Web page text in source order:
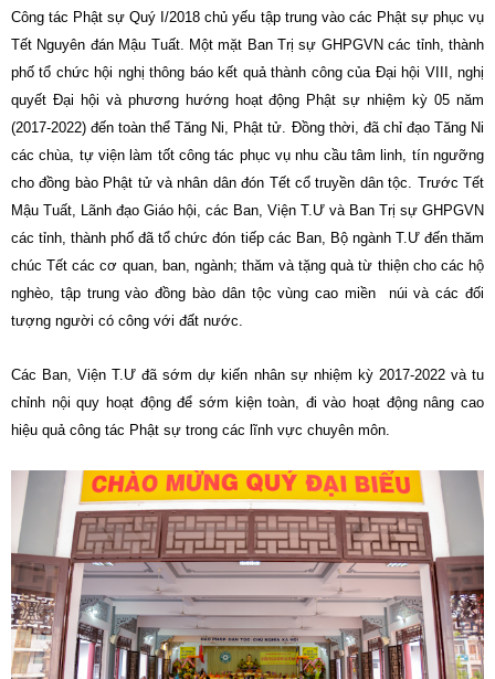
Công tác Phật sự Quý I/2018 chủ yếu tập trung vào các Phật sự phục vụ
Tết Nguyên đán Mậu Tuất. Một mặt Ban Trị sự GHPGVN các tỉnh, thành
phố tổ chức hội nghị thông báo kết quả thành công của Đại hội VIII, nghị
quyết Đại hội và phương hướng hoạt động Phật sự nhiệm kỳ 05 năm
(2017-2022) đến toàn thể Tăng Ni, Phật tử. Đồng thời, đã chỉ đạo Tăng Ni
các chùa, tự viện làm tốt công tác phục vụ nhu cầu tâm linh, tín ngưỡng
cho đồng bào Phật tử và nhân dân đón Tết cổ truyền dân tộc. Trước Tết
Mậu Tuất, Lãnh đạo Giáo hội, các Ban, Viện T.Ư và Ban Trị sự GHPGVN
các tỉnh, thành phố đã tổ chức đón tiếp các Ban, Bộ ngành T.Ư đến thăm
chúc Tết các cơ quan, ban, ngành; thăm và tặng quà từ thiện cho các hộ
nghèo, tập trung vào đồng bào dân tộc vùng cao miền
núi và các đối
tượng người có công với đất nước.
Các Ban, Viện T.Ư đã sớm dự kiến nhân sự nhiệm kỳ 2017-2022 và tu
chỉnh nội quy hoạt động để sớm kiện toàn, đi vào hoạt động nâng cao
hiệu quả công tác Phật sự trong các lĩnh vực chuyên môn.